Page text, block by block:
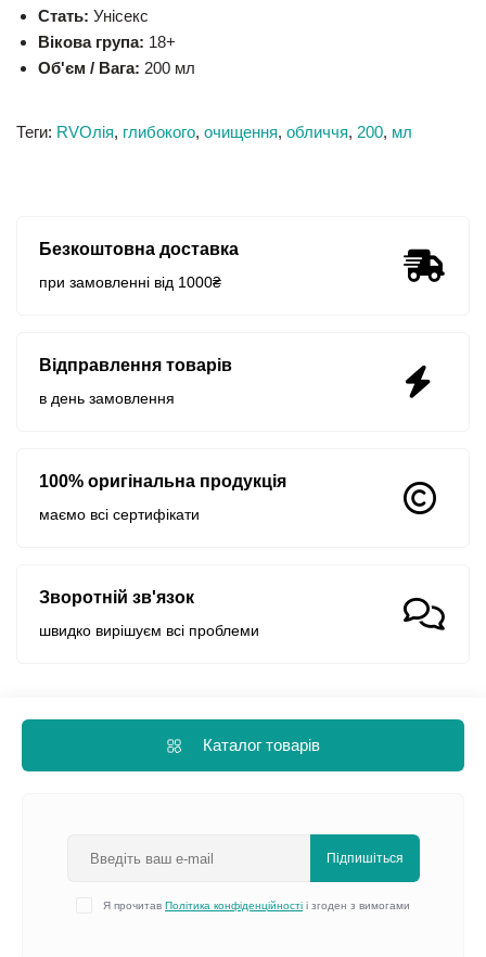
Стать: Унісекс
Вікова група: 18+
Об'єм / Вага: 200 мл
Теги: RVОлія, глибокого, очищення, обличчя, 200, мл
Безкоштовна доставка
при замовленні від 1000₴
Відправлення товарів
в день замовлення
100% оригінальна продукція
маємо всі сертифікати
Зворотній зв'язок
швидко вирішуєм всі проблеми
Каталог товарів
Підпишіться
Я прочитав Політика конфіденційності і згоден з вимогами